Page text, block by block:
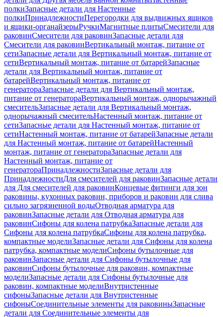
полкиЗапасные детали для Настенные
полкиПринадлежностиПерегородки для выдвижных ящиков
и ящики-органайзерыРучкиМагнитные плитыСмесители для
раковинСмесители для раковинЗапасные детали для
Смесители для раковинВертикальный монтаж, питание от
сетиЗапасные детали для Вертикальный монтаж, питание от
сетиВертикальный монтаж, питание от батарейЗапасные
детали для Вертикальный монтаж, питание от
батарейВертикальный монтаж, питание от
генератораЗапасные детали для Вертикальный монтаж,
питание от генератораВертикальный монтаж, однорычажный
смесительЗапасные детали для Вертикальный монтаж,
однорычажный смесительНастенный монтаж, питание от
сетиЗапасные детали для Настенный монтаж, питание от
сетиНастенный монтаж, питание от батарейЗапасные детали
для Настенный монтаж, питание от батарейНастенный
монтаж, питание от генератораЗапасные детали для
Настенный монтаж, питание от
генератораПринадлежностиЗапасные детали для
ПринадлежностиДля смесителей для раковинЗапасные детали
для Для смесителей для раковинКонцевые фитинги для зон
раковины, кухонных раковин, приборов и раковин для слива
сильно загрязненной водыОтводная арматура для
раковинЗапасные детали для Отводная арматура для
раковинСифоны для колена патрубкаЗапасные детали для
Сифоны для колена патрубкаСифоны для колена патрубка,
компактные моделиЗапасные детали для Сифоны для колена
патрубка, компактные моделиСифоны бутылочные для
раковинЗапасные детали для Сифоны бутылочные для
раковинСифоны бутылочные для раковин, компактные
моделиЗапасные детали для Сифоны бутылочные для
раковин, компактные моделиВнутристенные
сифоныЗапасные детали для Внутристенные
сифоныСоединительные элементы для раковиныЗапасные
детали для Соединительные элементы для